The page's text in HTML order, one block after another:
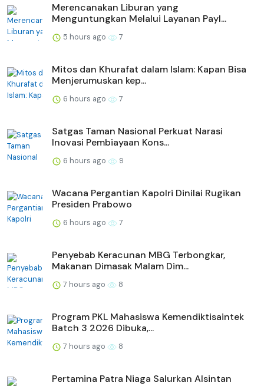
Merencanakan Liburan yang
Menguntungkan Melalui Layanan Payl...
5 hours ago 7
Mitos dan Khurafat dalam Islam: Kapan Bisa
Menjerumuskan kep...
6 hours ago 7
Satgas Taman Nasional Perkuat Narasi
Inovasi Pembiayaan Kons...
6 hours ago 9
Wacana Pergantian Kapolri Dinilai Rugikan
Presiden Prabowo
6 hours ago 7
Penyebab Keracunan MBG Terbongkar,
Makanan Dimasak Malam Dim...
7 hours ago 8
Program PKL Mahasiswa Kemendiktisaintek
Batch 3 2026 Dibuka,...
7 hours ago 8
Pertamina Patra Niaga Salurkan Alsintan